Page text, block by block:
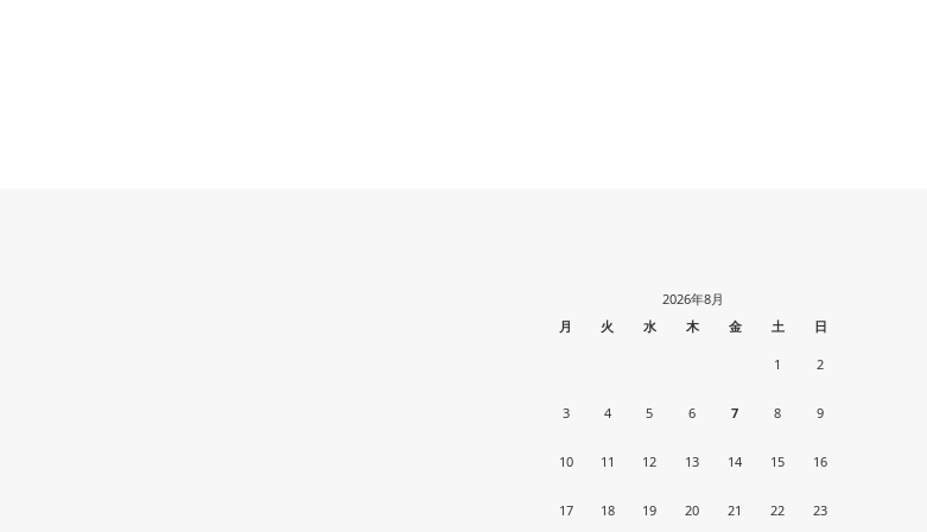
2026年8月
月
火 水 木 金 土 日
1 2
3 4 5 6 7 8 9
10 11 12 13 14 15 16
17 18 19 20 21 22 23